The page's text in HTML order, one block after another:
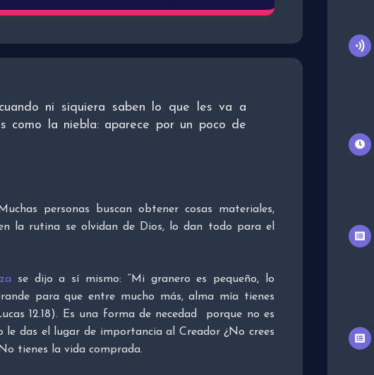
ni siquiera saben lo que les va a
como la niebla: aparece por un poco de
personas buscan obtener cosas materiales,
la rutina se olvidan de Dios, lo dan todo para el
se dijo a sí mismo: “Mi granero es pequeño, lo
para que entre mucho más, alma mía tienes
12.18). Es una forma de necedad porque no es
das el lugar de importancia al Creador ¿No crees
tienes la vida comprada.